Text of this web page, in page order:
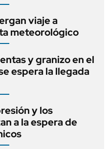
viaje a
meteorológico
y granizo en el
espera la llegada
y los
a la espera de